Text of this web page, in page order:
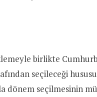
birlikte
seçileceği
dönem seçilmesinin